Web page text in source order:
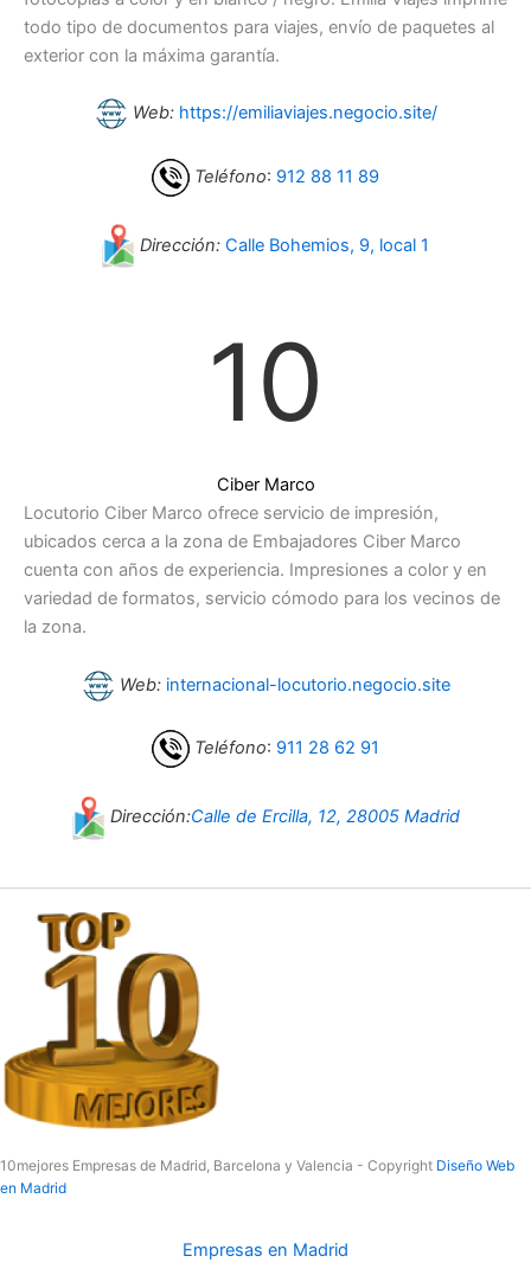
todo tipo de documentos para viajes, envío de paquetes al
exterior con la máxima garantía.
Web: https://emiliaviajes.negocio.site/
Teléfono: 912 88 11 89
Dirección: Calle Bohemios, 9, local 1
10
Ciber Marco
Locutorio Ciber Marco ofrece servicio de impresión,
ubicados cerca a la zona de Embajadores Ciber Marco
cuenta con años de experiencia. Impresiones a color y en
variedad de formatos, servicio cómodo para los vecinos de
la zona.
Web: internacional-locutorio.negocio.site
Teléfono: 911 28 62 91
Dirección:Calle de Ercilla, 12, 28005 Madrid
10mejores Empresas de Madrid, Barcelona y Valencia - Copyright Diseño Web
en Madrid
Empresas en Madrid